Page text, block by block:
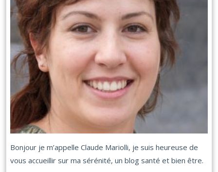
Bonjour je m’appelle Claude Mariolli, je suis heureuse de
vous accueillir sur ma sérénité, un blog santé et bien être.